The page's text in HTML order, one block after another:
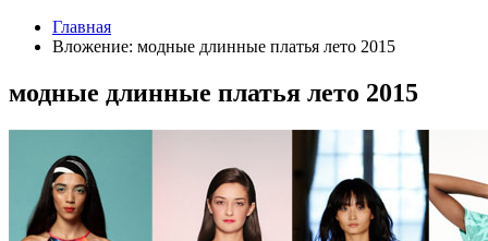
Главная
Вложение: модные длинные платья лето 2015
модные длинные платья лето 2015